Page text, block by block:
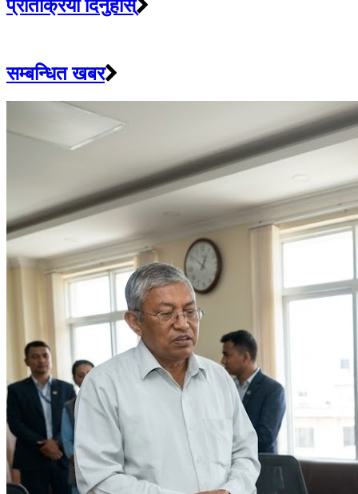
प्रतिक्रिया दिनुहोस्
सम्बन्धित खबर